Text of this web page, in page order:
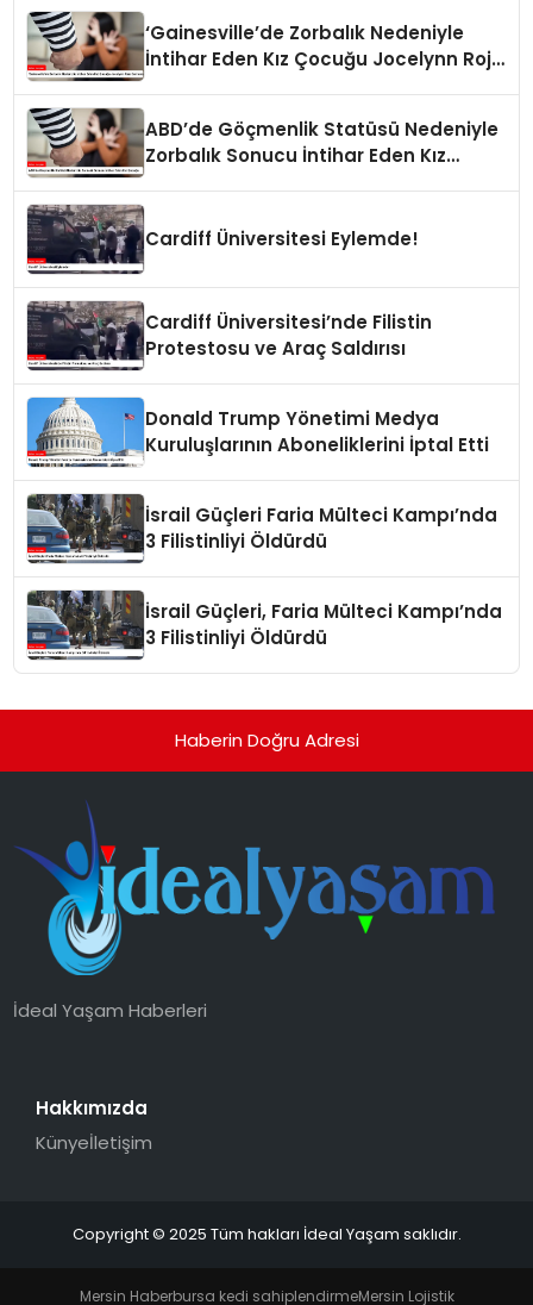
‘Gainesville’de Zorbalık Nedeniyle
İntihar Eden Kız Çocuğu Jocelynn Rojo
ABD’de Göçmenlik Statüsü Nedeniyle
Zorbalık Sonucu İntihar Eden Kız
Cardiff Üniversitesi Eylemde!
Cardiff Üniversitesi’nde Filistin
Protestosu ve Araç Saldırısı
Donald Trump Yönetimi Medya
Kuruluşlarının Aboneliklerini İptal Etti
İsrail Güçleri Faria Mülteci Kampı’nda
3 Filistinliyi Öldürdü
İsrail Güçleri, Faria Mülteci Kampı’nda
3 Filistinliyi Öldürdü
Haberin Doğru Adresi
İdeal Yaşam Haberleri
Hakkımızda
Künyeİletişim
Copyright © 2025 Tüm hakları İdeal Yaşam saklıdır.
Mersin Haberbursa kedi sahiplendirmeMersin Lojistik